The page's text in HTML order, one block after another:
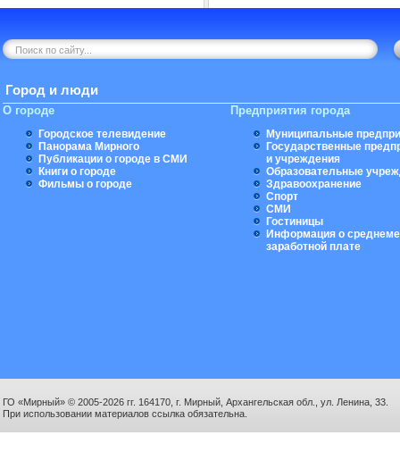
Город и люди
О городе
Городское телевидение
Панорама Мирного
Публикации о городе в СМИ
Книги о городе
Фильмы о городе
Предприятия города
Муниципальные
Государственные
и учреждения
Образовательные
Здравоохранение
Спорт
СМИ
Гостиницы
Информация о
заработной плате
ГО «Мирный» © 2005-2026 гг. 164170, г. Мирный, Архангельская обл., ул. Ленина, 33.
При использовании материалов ссылка обязательна.